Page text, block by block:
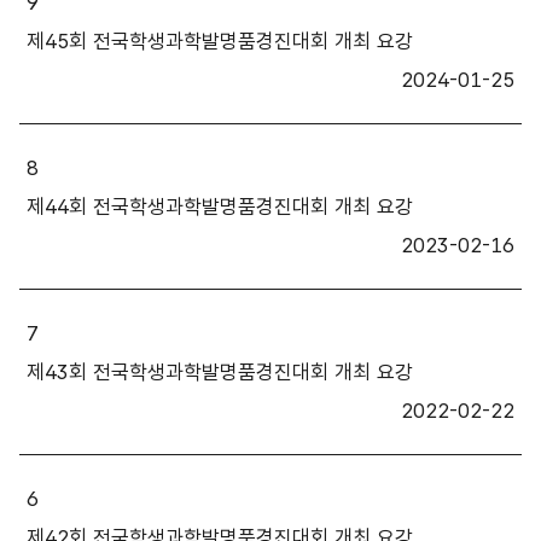
제45회 전국학생과학발명품경진대회 개최 요강
2024-01-25
8
제44회 전국학생과학발명품경진대회 개최 요강
2023-02-16
7
제43회 전국학생과학발명품경진대회 개최 요강
2022-02-22
6